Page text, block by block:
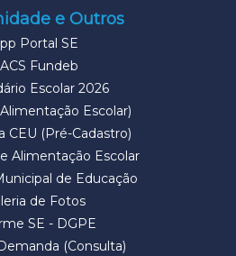
e Outros
Portal SE
Fundeb
Escolar 2026
Escolar)
CEU (Pré-Cadastro)
Alimentação Escolar
de Educação
de Fotos
SE - DGPE
(Consulta)